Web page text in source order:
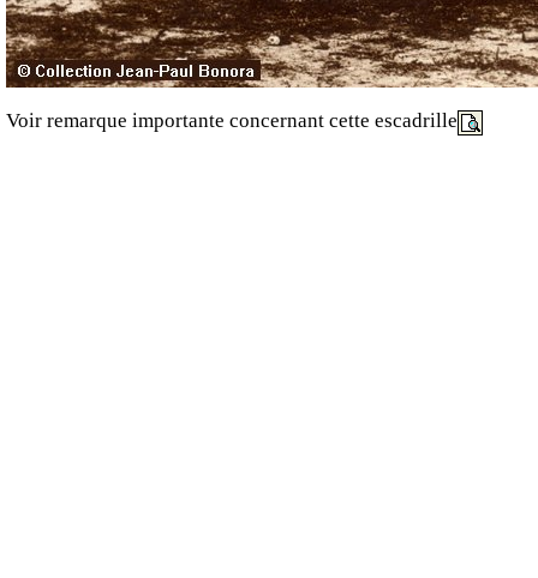
Voir remarque importante concernant cette escadrille